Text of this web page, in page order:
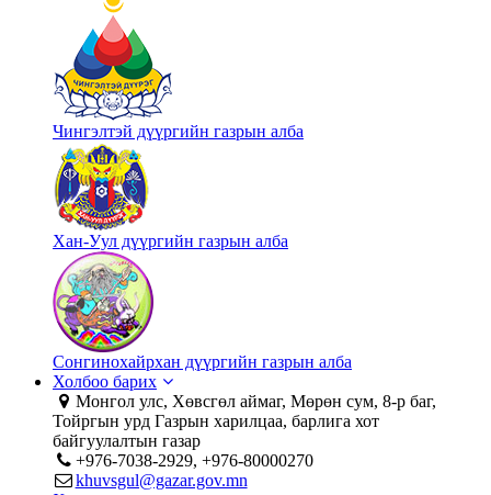
Чингэлтэй дүүргийн газрын алба
Хан-Уул дүүргийн газрын алба
Сонгинохайрхан дүүргийн газрын алба
Холбоо барих
Монгол улс, Хөвсгөл аймаг, Мөрөн сум, 8-р баг,
Тойргын урд Газрын харилцаа, барлига хот
байгуулалтын газар
+976-7038-2929, +976-80000270
khuvsgul@gazar.gov.mn